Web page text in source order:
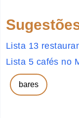
Lista 13
Lista 5 cafés no
bares